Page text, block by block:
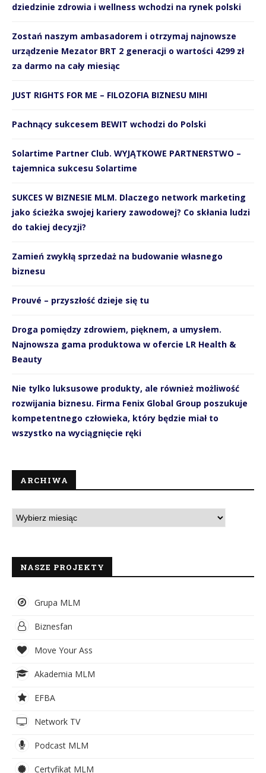
dziedzinie zdrowia i wellness wchodzi na rynek polski
Zostań naszym ambasadorem i otrzymaj najnowsze
urządzenie Mezator BRT 2 generacji o wartości 4299 zł
za darmo na cały miesiąc
JUST RIGHTS FOR ME – FILOZOFIA BIZNESU MIHI
Pachnący sukcesem BEWIT wchodzi do Polski
Solartime Partner Club. WYJĄTKOWE PARTNERSTWO –
tajemnica sukcesu Solartime
SUKCES W BIZNESIE MLM. Dlaczego network marketing
jako ścieżka swojej kariery zawodowej? Co skłania ludzi
do takiej decyzji?
Zamień zwykłą sprzedaż na budowanie własnego
biznesu
Prouvé – przyszłość dzieje się tu
Droga pomiędzy zdrowiem, pięknem, a umysłem.
Najnowsza gama produktowa w ofercie LR Health &
Beauty
Nie tylko luksusowe produkty, ale również możliwość
rozwijania biznesu. Firma Fenix Global Group poszukuje
kompetentnego człowieka, który będzie miał to
wszystko na wyciągnięcie ręki
ARCHIWA
NASZE PROJEKTY
Grupa MLM
Biznesfan
Move Your Ass
Akademia MLM
EFBA
Network TV
Podcast MLM
Certyfikat MLM